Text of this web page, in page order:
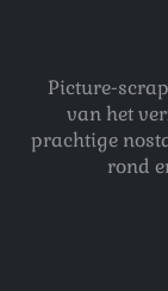
Picture-
van het
prachtige
rond